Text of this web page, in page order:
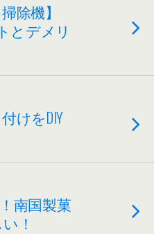
除機】
とデメリ
けをDIY
南国製菓
！